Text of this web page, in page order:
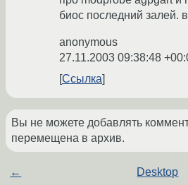
биос последний залей.
anonymous
27.11.2003 09:38:48
Ссылка
Вы не можете добавлять
перемещена в архив.
← Desktop